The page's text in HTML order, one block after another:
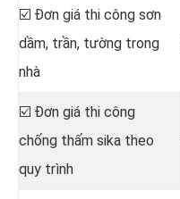
☑️ Đơn giá thi công sơn
dầm, trần, tường trong
nhà
☑️ Đơn giá thi công
chống thấm sika theo
quy trình